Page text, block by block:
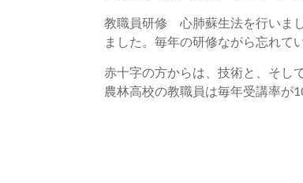
教職員研修 心肺蘇生法を行いま
ました。毎年の研修ながら忘れて
赤十字の方からは、技術と、そし
農林高校の教職員は毎年受講率が